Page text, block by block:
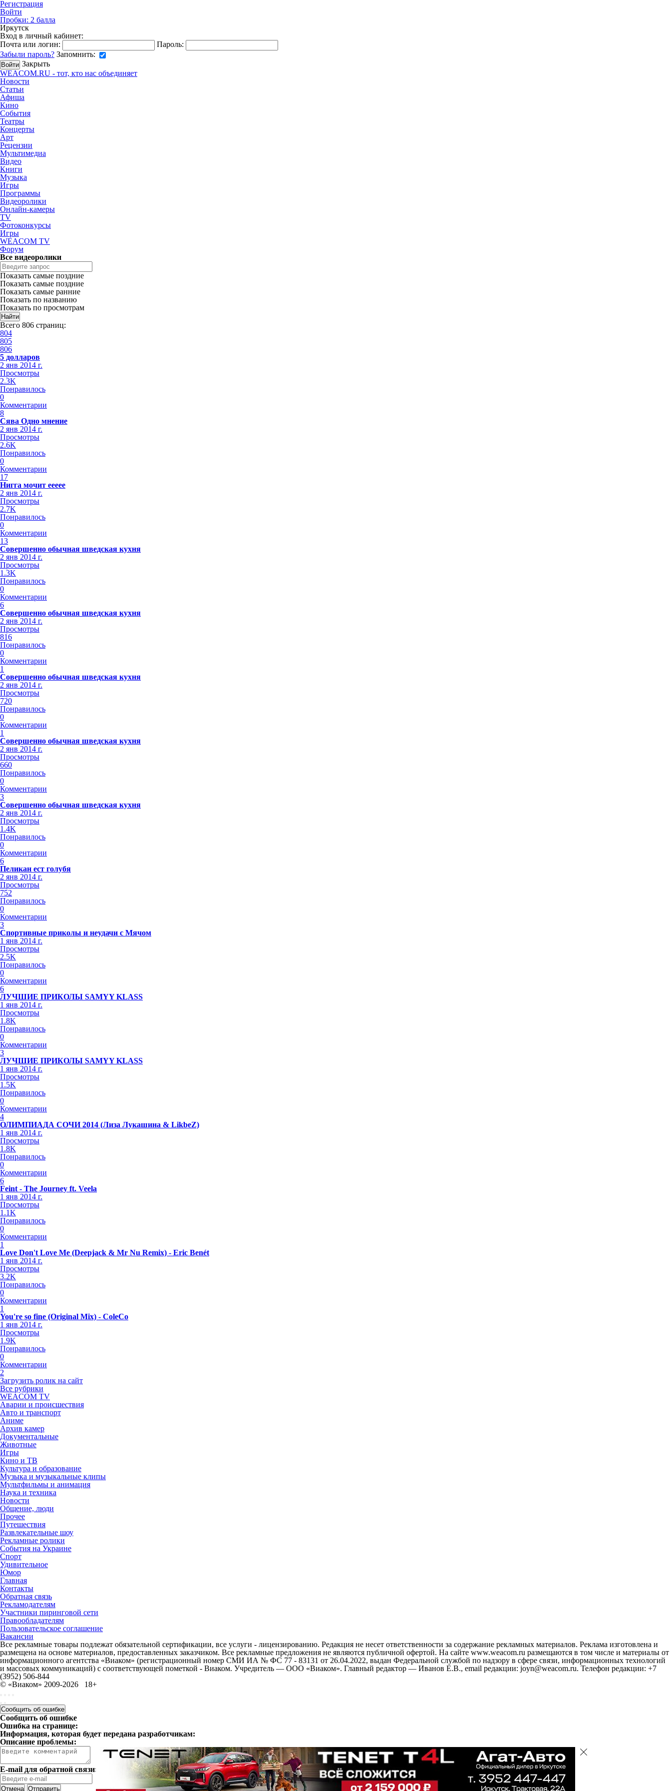
Регистрация
Войти
Пробки: 2 балла
Иркутск
Вход в личный кабинет:
Почта или логин:
Пароль:
Забыли пароль? Запомнить:
Закрыть
WEACOM.RU - тот, кто нас объединяет
Новости
Статьи
Афиша
Кино
События
Театры
Концерты
Арт
Рецензии
Мультимедиа
Видео
Книги
Музыка
Игры
Программы
Видеоролики
Онлайн-камеры
TV
Фотоконкурсы
Игры
WEACOM TV
Форум
Все видеоролики
Показать самые поздние
Показать самые поздние
Показать самые ранние
Показать по названию
Показать по просмотрам
Всего 806 страниц:
804
805
806
5 долларов
2 янв 2014 г.
Просмотры
2.3K
Понравилось
0
Комментарии
8
Сява Одно мнение
2 янв 2014 г.
Просмотры
2.6K
Понравилось
0
Комментарии
17
Нигга мочит еееее
2 янв 2014 г.
Просмотры
2.7K
Понравилось
0
Комментарии
13
Совершенно обычная шведская кухня
2 янв 2014 г.
Просмотры
1.3K
Понравилось
0
Комментарии
6
Совершенно обычная шведская кухня
2 янв 2014 г.
Просмотры
816
Понравилось
0
Комментарии
1
Совершенно обычная шведская кухня
2 янв 2014 г.
Просмотры
720
Понравилось
0
Комментарии
1
Совершенно обычная шведская кухня
2 янв 2014 г.
Просмотры
660
Понравилось
0
Комментарии
3
Совершенно обычная шведская кухня
2 янв 2014 г.
Просмотры
1.4K
Понравилось
0
Комментарии
6
Пеликан ест голубя
2 янв 2014 г.
Просмотры
752
Понравилось
0
Комментарии
3
Спортивные приколы и неудачи с Мячом
1 янв 2014 г.
Просмотры
2.5K
Понравилось
0
Комментарии
6
ЛУЧШИЕ ПРИКОЛЫ SAMYY KLASS
1 янв 2014 г.
Просмотры
1.8K
Понравилось
0
Комментарии
3
ЛУЧШИЕ ПРИКОЛЫ SAMYY KLASS
1 янв 2014 г.
Просмотры
1.5K
Понравилось
0
Комментарии
4
ОЛИМПИАДА СОЧИ 2014 (Лиза Лукашина & LikbeZ)
1 янв 2014 г.
Просмотры
1.8K
Понравилось
0
Комментарии
6
Feint - The Journey ft. Veela
1 янв 2014 г.
Просмотры
1.1K
Понравилось
0
Комментарии
1
Love Don't Love Me (Deepjack & Mr Nu Remix) - Eric Benét
1 янв 2014 г.
Просмотры
3.2K
Понравилось
0
Комментарии
1
You're so fine (Original Mix) - ColeCo
1 янв 2014 г.
Просмотры
1.9K
Понравилось
0
Комментарии
2
Загрузить ролик на сайт
Все рубрики
WEACOM TV
Аварии и происшествия
Авто и транспорт
Аниме
Архив камер
Документальные
Животные
Игры
Кино и ТВ
Культура и образование
Музыка и музыкальные клипы
Мультфильмы и анимация
Наука и техника
Новости
Общение, люди
Прочее
Путешествия
Развлекательные шоу
Рекламные ролики
События на Украине
Спорт
Удивительное
Юмор
Главная
Контакты
Обратная связь
Рекламодателям
Участники пиринговой сети
Правообладателям
Пользовательское соглашение
Вакансии
Все рекламные товары подлежат обязательной сертификации, все услуги - лицензированию. Редакция не несет ответственности за содержание рекламных материалов. Реклама изготовлена и
размещена на основе материалов, предоставленных заказчиком. Все рекламные предложения не являются публичной офертой. На сайте www.weacom.ru размещаются в том числе и материалы от
информационного агентства «Виаком» (регистрационный номер СМИ ИА № ФС 77 - 83131 от 26.04.2022, выдан Федеральной службой по надзору в сфере связи, информационных технологий
и массовых коммуникаций) с соответствующей пометкой - Виаком. Учредитель — ООО «Виаком». Главный редактор — Иванов Е.В., email редакции: joyn@weacom.ru. Телефон редакции: +7
(3952) 506-844
© «Виаком» 2009-2026 18+
Сообщить об ошибке
Сообщить об ошибке
Ошибка на странице:
Информация, которая будет передана разработчикам:
Описание проблемы:
E-mail для обратной связи:
Отмена Отправить